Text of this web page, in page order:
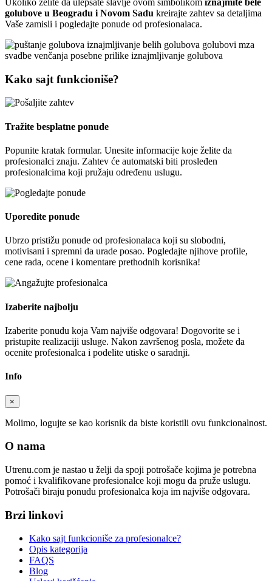
Ukoliko želite da ulepšate slavlje ovom simbolikom iznajmite bele
golubove u Beogradu i Novom Sadu kreirajte zahtev sa detaljima
Vaše zamisli i pogledajte ponude od profesionalaca.
Kako sajt funkcioniše?
Tražite besplatne ponude
Popunite kratak formular. Unesite informacije koje želite da
profesionalci znaju. Zahtev će automatski biti prosleđen
profesionalcima koji pružaju određenu uslugu.
Uporedite ponude
Ubrzo pristižu ponude od profesionalaca koji su slobodni,
motivisani i spremni da urade posao. Pogledajte njihove profile,
cene rada, ocene i komentare prethodnih korisnika!
Izaberite najbolju
Izaberite ponudu koja Vam najviše odgovara! Dogovorite se i
pristupite realizaciji usluge. Nakon završenog posla, možete da
ocenite profesionalca i podelite utiske o saradnji.
Info
×
Molimo, logujte se kao korisnik da biste koristili ovu funkcionalnost.
O nama
Utrenu.com je nastao u želji da spoji potrošače kojima je potrebna
pomoć i kvalifikovane profesionalce koji mogu da pruže uslugu.
Potrošači biraju ponudu profesionalca koja im najviše odgovara.
Brzi linkovi
Kako sajt funkcioniše za profesionalce?
Opis kategorija
FAQS
Blog